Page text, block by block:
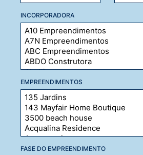
INCORPORADORA
EMPREENDIMENTOS
FASE DO EMPREENDIMENTO